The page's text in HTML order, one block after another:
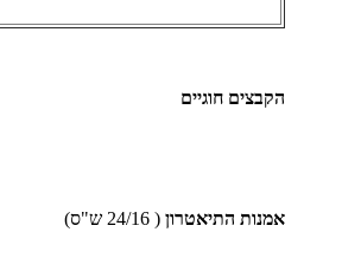
הקבצים חוגיים
אמנות התיאטרון ( 24/16 ש"ס)